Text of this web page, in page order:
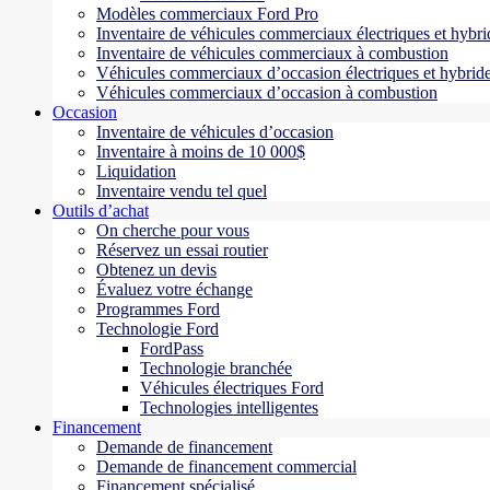
Modèles commerciaux Ford Pro
Inventaire de véhicules commerciaux électriques et
Inventaire de véhicules commerciaux à combustion
Véhicules commerciaux d’occasion électriques et
Véhicules commerciaux d’occasion à combustion
Occasion
Inventaire de véhicules d’occasion
Inventaire à moins de 10 000$
Liquidation
Inventaire vendu tel quel
Outils d’achat
On cherche pour vous
Réservez un essai routier
Obtenez un devis
Évaluez votre échange
Programmes Ford
Technologie Ford
FordPass
Technologie branchée
Véhicules électriques Ford
Technologies intelligentes
Financement
Demande de financement
Demande de financement commercial
Financement spécialisé